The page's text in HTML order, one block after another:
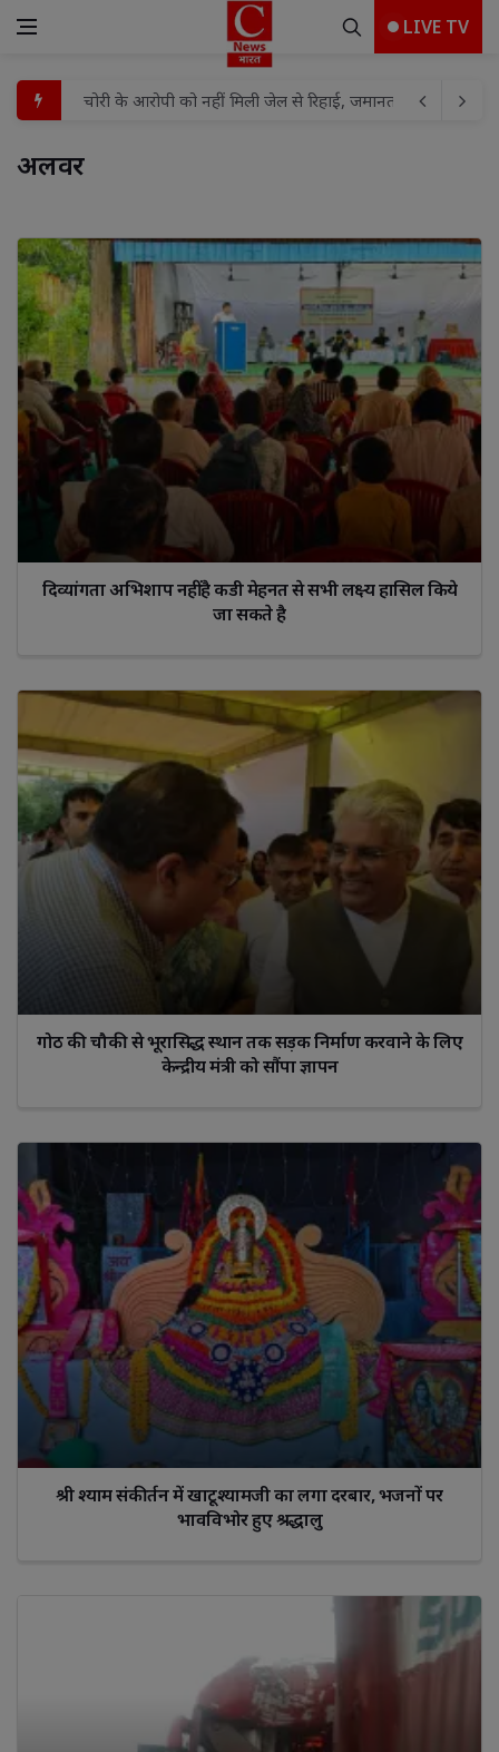
LIVE TV
गोली मारकर हत्या के मामले में तीन को आजीवन कारावास
एसएसपी झाँसी द्वारा शुक्रवार परेड, पुलिस लाइन एवं विभिन्न
जिले में सरकारी कार्यालयों से प्रीपेड बिजली व्यवस्था की
जिला पुस्तकालय को कोचिंग एसोसिएशन ने भेंट कीं 2500 से अधिक
राष्ट्र के लिए मध्यस्थता अभियान-3.0' का झांसी में शुभारंभ, समझौते
9 से 17 अगस्त के बीच 'हर घर तिरंगा अभियान का होगा भव्य
किशोरी का अपहरण कर छेड़छाड़ के मामले में आरोपी का जमानत
चोरी के आरोपी को नहीं मिली जेल से रिहाई, जमानत अर्जी खारिज
अलवर
दिव्यांगता अभिशाप नहीं है कडी मेहनत से सभी लक्ष्य हासिल किये
जा सकते है
गोठ की चौकी से भूरासिद्ध स्थान तक सड़क निर्माण करवाने के लिए
केन्द्रीय मंत्री को सौंपा ज्ञापन
श्री श्याम संकीर्तन में खाटूश्यामजी का लगा दरबार, भजनों पर
भावविभोर हुए श्रद्धालु